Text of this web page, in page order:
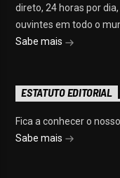
direto, 24 horas por
ouvintes em todo o
Sabe mais
ESTATUTO EDITORIAL
Fica a conhecer o
Sabe mais